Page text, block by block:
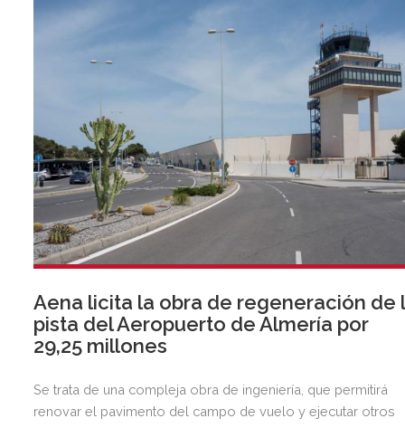
Aena licita la obra de regeneración de
pista del Aeropuerto de Almería por
29,25 millones
Se trata de una compleja obra de ingeniería, que permitirá
renovar el pavimento del campo de vuelo y ejecutar otros